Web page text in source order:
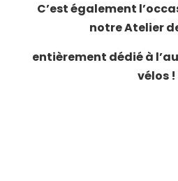
C’est également
notre Atelier
entièrement dédié à
vélos !